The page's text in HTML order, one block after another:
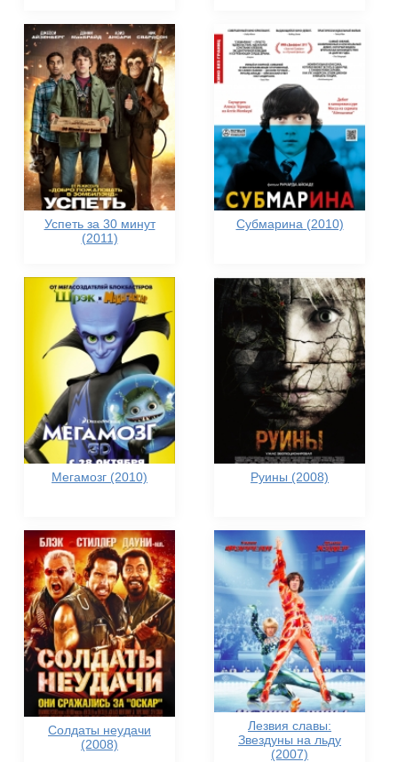
Успеть за 30 минут
(2011)
Субмарина (2010)
Мегамозг (2010) Руины (2008)
Солдаты неудачи
(2008)
Лезвия славы:
Звездуны на льду
(2007)